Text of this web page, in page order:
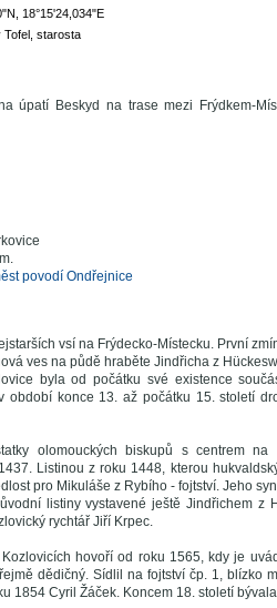
18°15'24,034"E
Tofel, starosta
úpatí Beskyd na trase mezi Frýdkem-
povodí Ondřejnice
vsí na Frýdecko-Místecku. První
ves na půdě hraběte Jindřicha z
byla od počátku své existence
období konce 13. až počátku 15. století
olomouckých biskupů s centrem
Listinou z roku 1448, kterou
pro Mikuláše z Rybího - fojtství. Jeho
listiny vystavené ještě Jindřichem z
rychtář Jiří Krpec.
hovoří od roku 1565, kdy je
dědičný. Sídlil na fojtství čp. 1, blízko
1854 Cyril Žáček. Koncem 18. století